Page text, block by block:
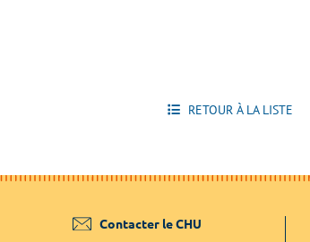
RETOUR À LA LISTE
Contacter le CHU